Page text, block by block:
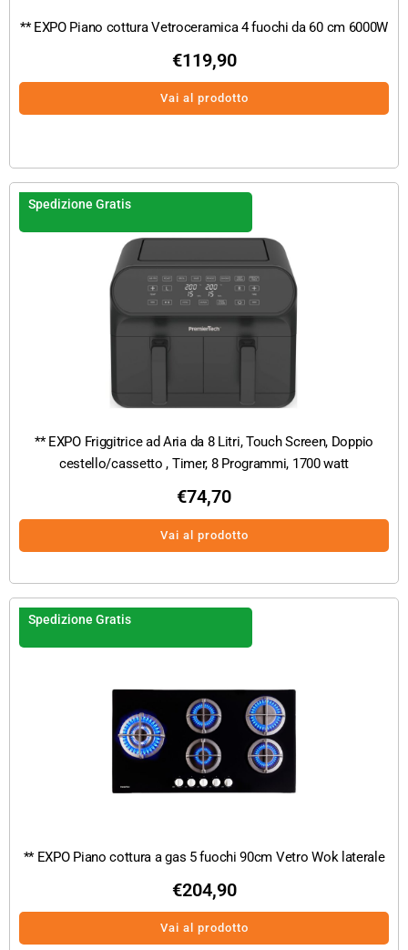
** EXPO Piano cottura Vetroceramica 4 fuochi da 60 cm 6000W
€119,90
Vai al prodotto
Spedizione Gratis
** EXPO Friggitrice ad Aria da 8 Litri, Touch Screen, Doppio
cestello/cassetto , Timer, 8 Programmi, 1700 watt
€74,70
Vai al prodotto
Spedizione Gratis
** EXPO Piano cottura a gas 5 fuochi 90cm Vetro Wok laterale
€204,90
Vai al prodotto